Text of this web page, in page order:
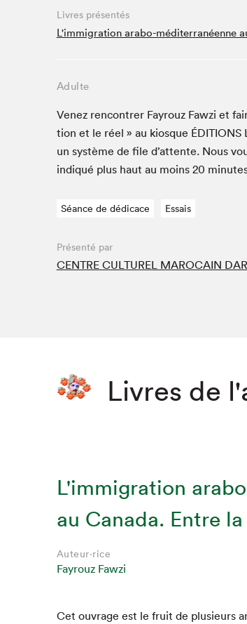
Café La Presse
Espace Côte-des-Neiges
La lecture en cadeau
Le grand jeu de lecture à voix haute du
de Montréal
Lettres québécoises au Salon
Louisiane enracinée et branchée
Mur des illustrateur·rice·s
Livres présentés
L'immigration arabo-méditerranéenne
Adulte
Venez ren­con­tr­er Fay­rouz Fawzi et
tion et le réel » au kiosque ÉDI­TIONS
un sys­tème de file d’at­tente. Nous
indiqué plus haut au moins 20
Séance de dédicace Essais
Présenté par
CENTRE CULTUREL MAROCAIN
Livres de
L'immigration
au Canada. Entre
Auteur·rice
Fayrouz Fawzi
Cet ouvrage est le fruit de plusieurs